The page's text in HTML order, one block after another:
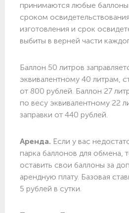
принимаются любые
сроком
изготовления и срок
выбиты в верней части
Баллон 50 литров
эквивалентному 40 литрам,
от 800 рублей. Баллон 27
по весу эквивалентному 22
заправки от 440 рублей.
Аренда. Если у вас
парка баллонов для
оставить свои баллоны за
арендную плату. Базовая
5 рублей в сутки.